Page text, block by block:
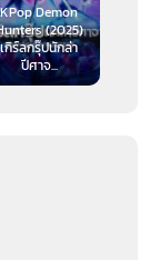
KPop Demon
(2025)
เกิร์ลกรุ๊ปนักล่า
ปีศาจ...